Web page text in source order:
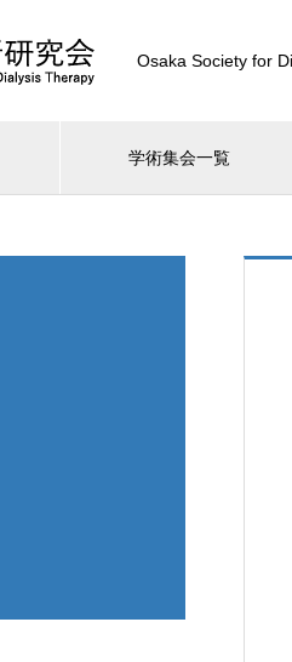
Osaka Society for
学術集会一覧